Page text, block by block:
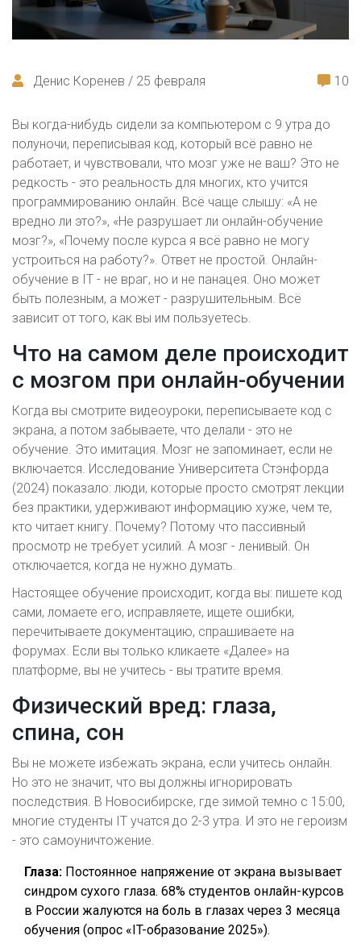
Денис Коренев / 25 февраля 10
Вы когда-нибудь сидели за компьютером с 9 утра до
полуночи, переписывая код, который всё равно не
работает, и чувствовали, что мозг уже не ваш? Это не
редкость - это реальность для многих, кто учится
программированию онлайн. Всё чаще слышу: «А не
вредно ли это?», «Не разрушает ли онлайн-обучение
мозг?», «Почему после курса я всё равно не могу
устроиться на работу?». Ответ не простой. Онлайн-
обучение в IT - не враг, но и не панацея. Оно может
быть полезным, а может - разрушительным. Всё
зависит от того, как вы им пользуетесь.
Что на самом деле происходит
с мозгом при онлайн-обучении
Когда вы смотрите видеоуроки, переписываете код с
экрана, а потом забываете, что делали - это не
обучение. Это имитация. Мозг не запоминает, если не
включается. Исследование Университета Стэнфорда
(2024) показало: люди, которые просто смотрят лекции
без практики, удерживают информацию хуже, чем те,
кто читает книгу. Почему? Потому что пассивный
просмотр не требует усилий. А мозг - ленивый. Он
отключается, когда не нужно думать.
Настоящее обучение происходит, когда вы: пишете код
сами, ломаете его, исправляете, ищете ошибки,
перечитываете документацию, спрашиваете на
форумах. Если вы только кликаете «Далее» на
платформе, вы не учитесь - вы тратите время.
Физический вред: глаза,
спина, сон
Вы не можете избежать экрана, если учитесь онлайн.
Но это не значит, что вы должны игнорировать
последствия. В Новосибирске, где зимой темно с 15:00,
многие студенты IT учатся до 2-3 утра. И это не героизм
- это самоуничтожение.
Глаза: Постоянное напряжение от экрана вызывает
синдром сухого глаза. 68% студентов онлайн-курсов
в России жалуются на боль в глазах через 3 месяца
обучения (опрос «IT-образование 2025»).